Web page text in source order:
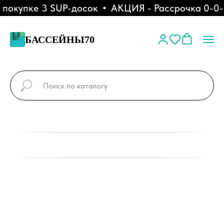
3 SUP-досок АКЦИЯ - Рассрочка 0-0-6
БАССЕЙНЫ70